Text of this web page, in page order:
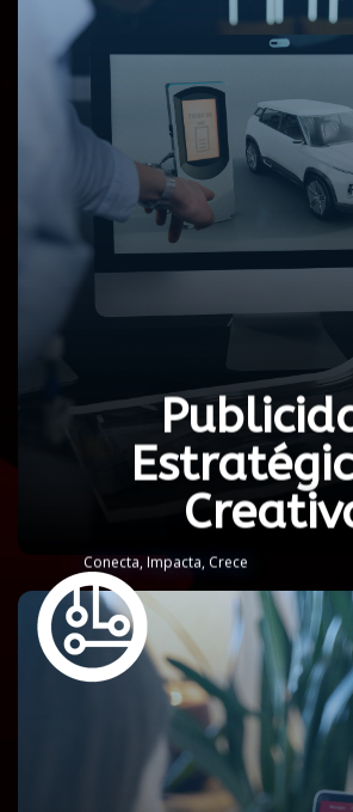
Conecta, Impacta, Crece
Publicidad
y
Diseñamos estrategias
conectan con tu audiencia,
generan resultados